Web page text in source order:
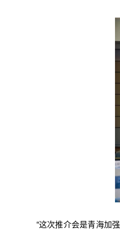
“这次推介会是青海加